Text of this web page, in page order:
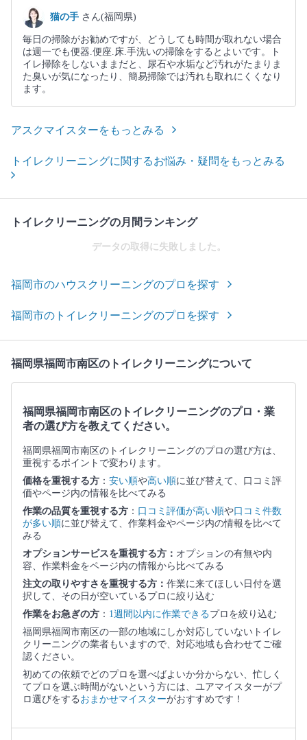
猫の手 さん(福岡県)
毎日の掃除がお勧めですが、どうしても時間が取れない場合
は週一でも便器.便座.床.手洗いの掃除をするとよいです。ト
イレ掃除をしないままだと、尿石や水垢など汚れがたまりま
た臭いが気になったり、簡易掃除では汚れも取れにくくなり
ます。
アスクマイスターをもっとみる
トイレクリーニングに関するお悩み・疑問をもっとみる
トイレクリーニングの月間ランキング
データの取得に失敗しました。
福岡市のハウスクリーニングのプロを探す
福岡市のトイレクリーニングのプロを探す
福岡県福岡市南区のトイレクリーニングについて
福岡県福岡市南区のトイレクリーニングのプロ・業
者の選び方を教えてください。
福岡県福岡市南区のトイレクリーニングのプロの選び方は、
重視するポイントで変わります。
価格を重視する方 ： 安い順や高い順に並び替えて、口コミ評
価やページ内の情報を比べてみる
作業の品質を重視する方 ： 口コミ評価が高い順や口コミ件数
が多い順に並び替えて、作業料金やページ内の情報を比べて
みる
オプションサービスを重視する方： オプションの有無や内
容、作業料金をページ内の情報から比べてみる
注文の取りやすさを重視する方： 作業に来てほしい日付を選
択して、その日が空いているプロに絞り込む
作業をお急ぎの方 ： 1週間以内に作業できるプロを絞り込む
福岡県福岡市南区の一部の地域にしか対応していないトイレ
クリーニングの業者もいますので、対応地域も合わせてご確
認ください。
初めての依頼でどのプロを選べばよいか分からない、忙しく
てプロを選ぶ時間がないという方には、ユアマイスターがプ
ロ選びをする おまかせマイスターがおすすめです！